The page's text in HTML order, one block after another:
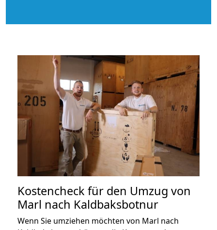
Kostencheck für den Umzug von
Marl nach Kaldbaksbotnur
Wenn Sie umziehen möchten von Marl nach